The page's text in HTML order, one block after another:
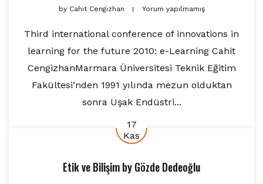
byCahit Cengizhan Yorum yapılmamış
Third international conference of innovations in
learning for the future 2010: e-Learning Cahit
CengizhanMarmara Üniversitesi Teknik Eğitim
Fakültesi’nden 1991 yılında mezun olduktan
sonra Uşak Endüstri...
17
Kas
Etik ve BilişimbyGözde Dedeoğlu